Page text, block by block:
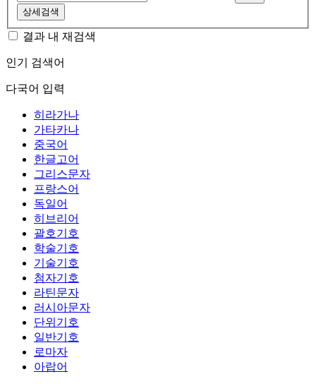
상세검색
결과 내 재검색
인기 검색어
다국어 입력
히라가나
가타카나
중국어
한글고어
그리스문자
프랑스어
독일어
히브리어
괄호기호
학술기호
기술기호
첨자기호
라틴문자
러시아문자
단위기호
일반기호
로마자
아랍어